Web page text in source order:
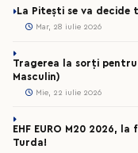
La Pitești se va decide
Mar, 28 iulie 2026
Tragerea la sorți pentru
Masculin)
Mie, 22 iulie 2026
EHF EURO M20 2026,
Turda!